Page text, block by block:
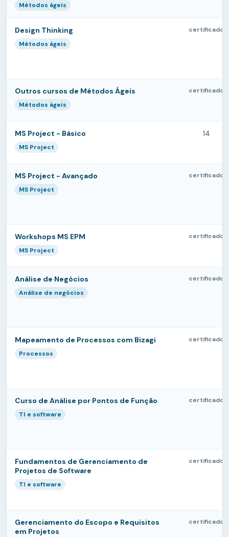
Métodos ágeis
Design Thinking
Métodos ágeis
certificado
Outros cursos de Métodos Ágeis
Métodos ágeis
certificado
MS Project - Básico
MS Project
14
MS Project - Avançado
MS Project
certificado
Workshops MS EPM
MS Project
certificado
Análise de Negócios
Análise de negócios
certificado
Mapeamento de Processos com Bizagi
Processos
certificado
Curso de Análise por Pontos de Função
TI e software
certificado
Fundamentos de Gerenciamento de
Projetos de Software
TI e software
certificado
Gerenciamento do Escopo e Requisitos
em Projetos
certificado